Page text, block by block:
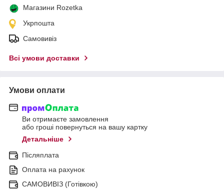
Магазини Rozetka
Укрпошта
Самовивіз
Всі умови доставки
Умови оплати
Ви отримаєте замовлення
або гроші повернуться на вашу картку
Детальніше
Післяплата
Оплата на рахунок
САМОВИВІЗ (Готівкою)